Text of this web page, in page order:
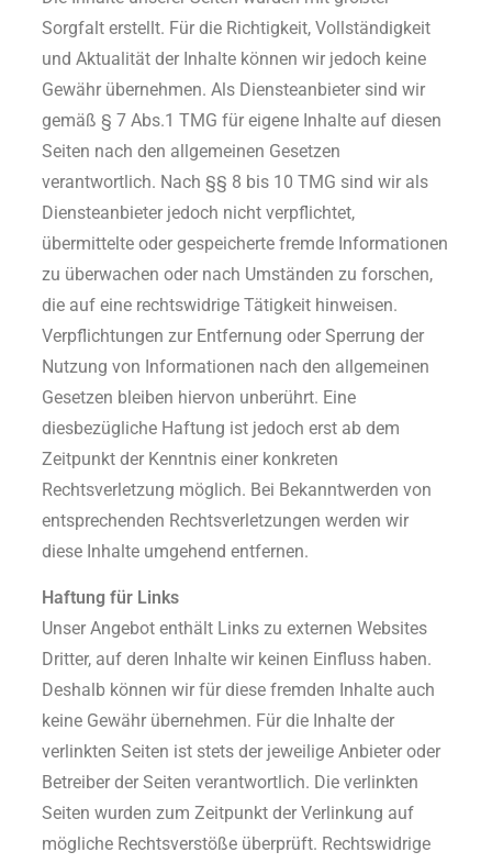
Sorgfalt erstellt. Für die Richtigkeit, Vollständigkeit
und Aktualität der Inhalte können wir jedoch keine
Gewähr übernehmen. Als Diensteanbieter sind wir
gemäß § 7 Abs.1 TMG für eigene Inhalte auf diesen
Seiten nach den allgemeinen Gesetzen
verantwortlich. Nach §§ 8 bis 10 TMG sind wir als
Diensteanbieter jedoch nicht verpflichtet,
übermittelte oder gespeicherte fremde Informationen
zu überwachen oder nach Umständen zu forschen,
die auf eine rechtswidrige Tätigkeit hinweisen.
Verpflichtungen zur Entfernung oder Sperrung der
Nutzung von Informationen nach den allgemeinen
Gesetzen bleiben hiervon unberührt. Eine
diesbezügliche Haftung ist jedoch erst ab dem
Zeitpunkt der Kenntnis einer konkreten
Rechtsverletzung möglich. Bei Bekanntwerden von
entsprechenden Rechtsverletzungen werden wir
diese Inhalte umgehend entfernen.
Haftung für Links
Unser Angebot enthält Links zu externen Websites
Dritter, auf deren Inhalte wir keinen Einfluss haben.
Deshalb können wir für diese fremden Inhalte auch
keine Gewähr übernehmen. Für die Inhalte der
verlinkten Seiten ist stets der jeweilige Anbieter oder
Betreiber der Seiten verantwortlich. Die verlinkten
Seiten wurden zum Zeitpunkt der Verlinkung auf
mögliche Rechtsverstöße überprüft. Rechtswidrige